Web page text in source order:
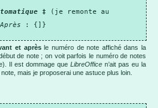
‡ (je remonte au
Après : {]}
et aprèsle numéro de note affiché dans la
de note ; on voit parfois le numéro de notes
Il est dommage que LibreOffice n’ait pas eu la
mais je proposerai une astuce plus loin.